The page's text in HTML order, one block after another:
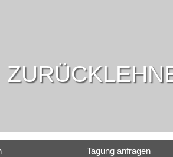
Tagung anfragen